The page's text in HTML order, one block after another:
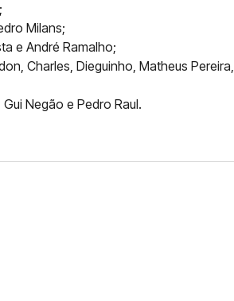
Milans;
e André Ramalho;
Charles, Dieguinho, Matheus Pereira,
Negão e Pedro Raul.